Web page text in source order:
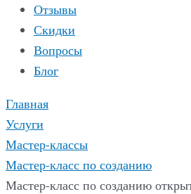
Отзывы
Скидки
Вопросы
Блог
Главная
Услуги
Мастер-классы
Мастер-класс по созданию
Мастер-класс по созданию